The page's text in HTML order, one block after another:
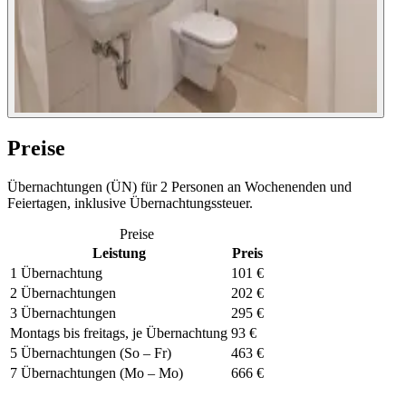
Preise
Übernachtungen (ÜN) für 2 Personen an Wochenenden und
Feiertagen, inklusive Übernachtungssteuer.
Preise
Leistung
Preis
1 Übernachtung
101 €
2 Übernachtungen
202 €
3 Übernachtungen
295 €
Montags bis freitags, je Übernachtung 93 €
5 Übernachtungen (So – Fr)
463 €
7 Übernachtungen (Mo – Mo)
666 €